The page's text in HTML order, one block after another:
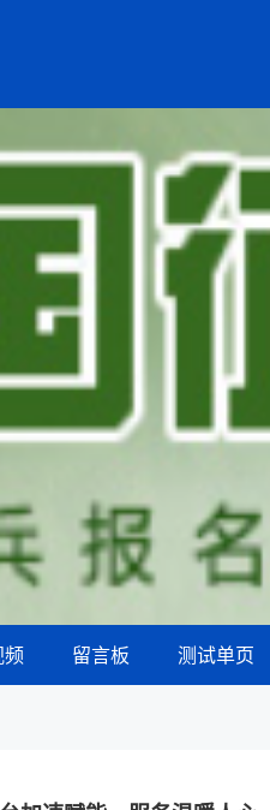
频 留言板 测试单页